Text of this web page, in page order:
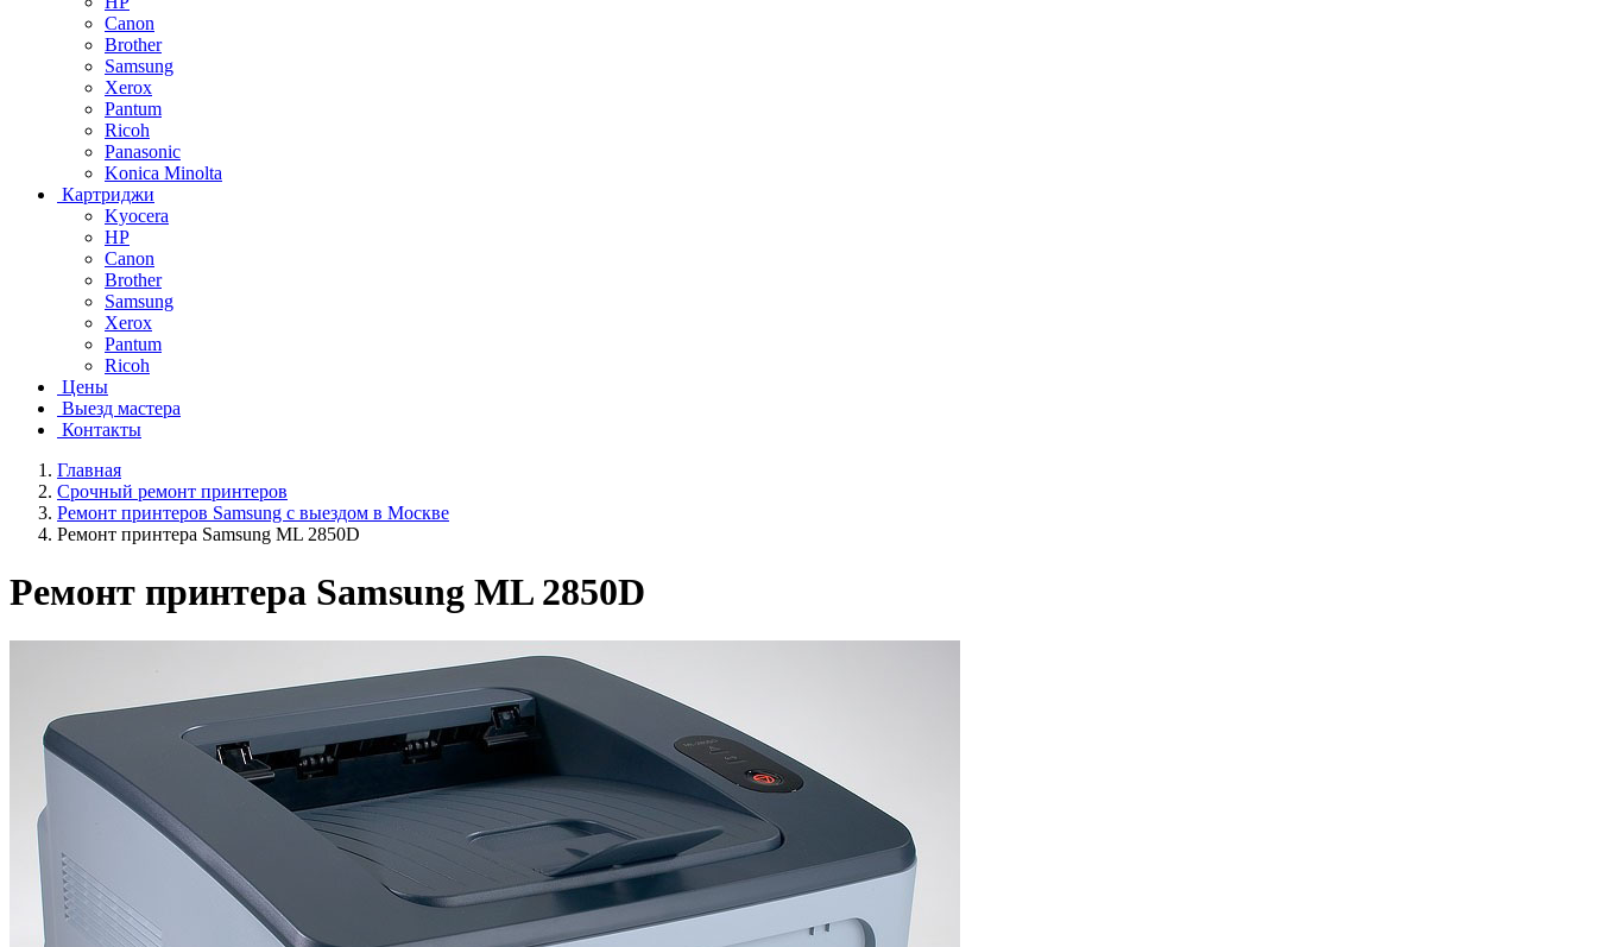
Canon
Brother
Samsung
Xerox
Pantum
Ricoh
Panasonic
Konica Minolta
Картриджи
Kyocera
HP
Canon
Brother
Samsung
Xerox
Pantum
Ricoh
Цены
Выезд мастера
Контакты
Главная
Срочный ремонт принтеров
Ремонт принтеров Samsung с выездом в Москве
Ремонт принтера Samsung ML 2850D
Ремонт принтера Samsung ML 2850D